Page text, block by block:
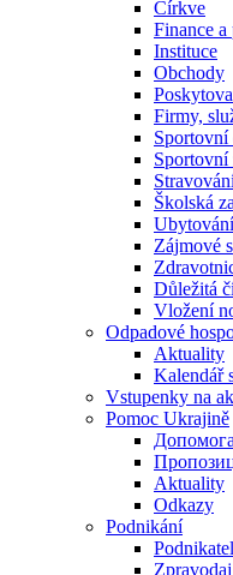
Církve
Finance a
Instituce
Obchody
Firmy,
Sportovní
Školská
Ubytování
Zájmové
Důležitá
Vložení
Odpadové
Aktuality
Kalendář
Vstupenky na
Pomoc Ukrajině
Aktuality
Odkazy
Podnikání